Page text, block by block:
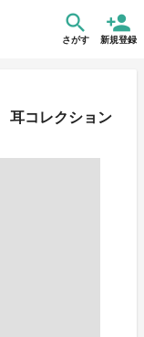
さがす 新規登録
耳コレクション